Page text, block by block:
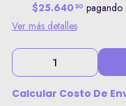
$25.640 50 pagando
Ver más detalles
Calcular Costo De